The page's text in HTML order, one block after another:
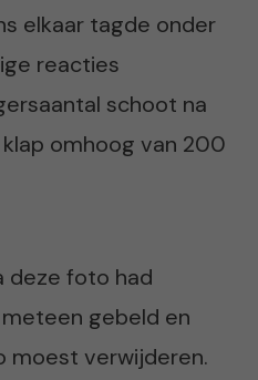
elkaar tagde onder
reacties
schoot na
omhoog van 200
deze foto had
gebeld en
moest verwijderen.